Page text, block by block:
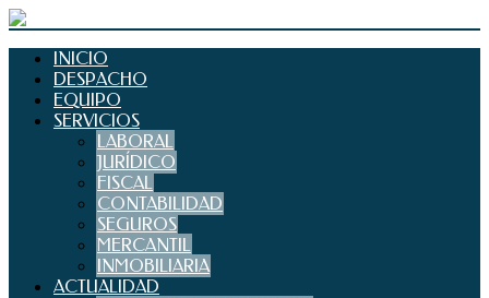
INICIO
DESPACHO
EQUIPO
SERVICIOS
LABORAL
JURÍDICO
FISCAL
CONTABILIDAD
SEGUROS
MERCANTIL
INMOBILIARIA
ACTUALIDAD